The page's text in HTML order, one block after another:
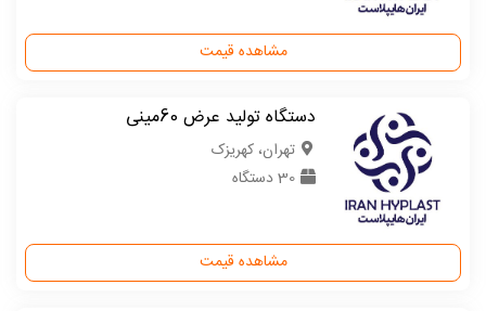
مشاهده قیمت
دستگاه تولید عرض 60مینی
تهران، کهریزک
30 دستگاه
مشاهده قیمت